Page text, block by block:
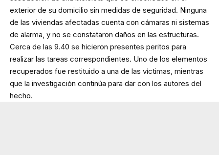
exterior de su domicilio sin medidas de seguridad. Ninguna
de las viviendas afectadas cuenta con cámaras ni sistemas
de alarma, y no se constataron daños en las estructuras.
Cerca de las 9.40 se hicieron presentes peritos para
realizar las tareas correspondientes. Uno de los elementos
recuperados fue restituido a una de las víctimas, mientras
que la investigación continúa para dar con los autores del
hecho.